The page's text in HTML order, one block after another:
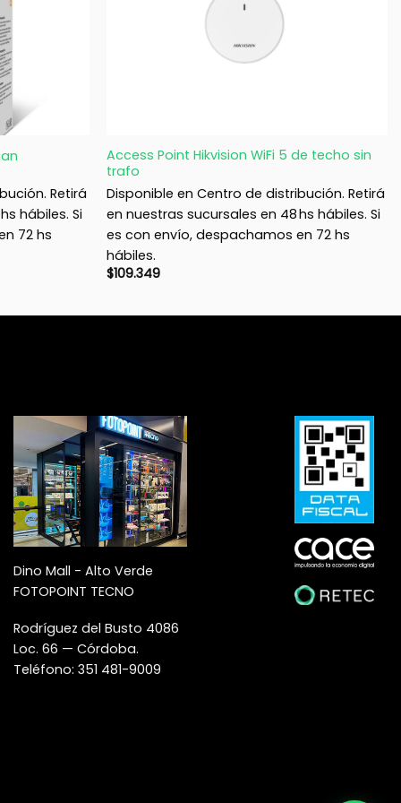
Retirá
hábiles. Si
72 hs
Access Point Hikvision WiFi 5 de techo sin
trafo
Disponible en Centro de distribución. Retirá
en nuestras sucursales en 48 hs hábiles. Si
es con envío, despachamos en 72 hs
hábiles.
$109.349
Dino Mall - Alto Verde
FOTOPOINT TECNO
Rodríguez del Busto 4086
Loc. 66 — Córdoba.
Teléfono: 351 481-9009